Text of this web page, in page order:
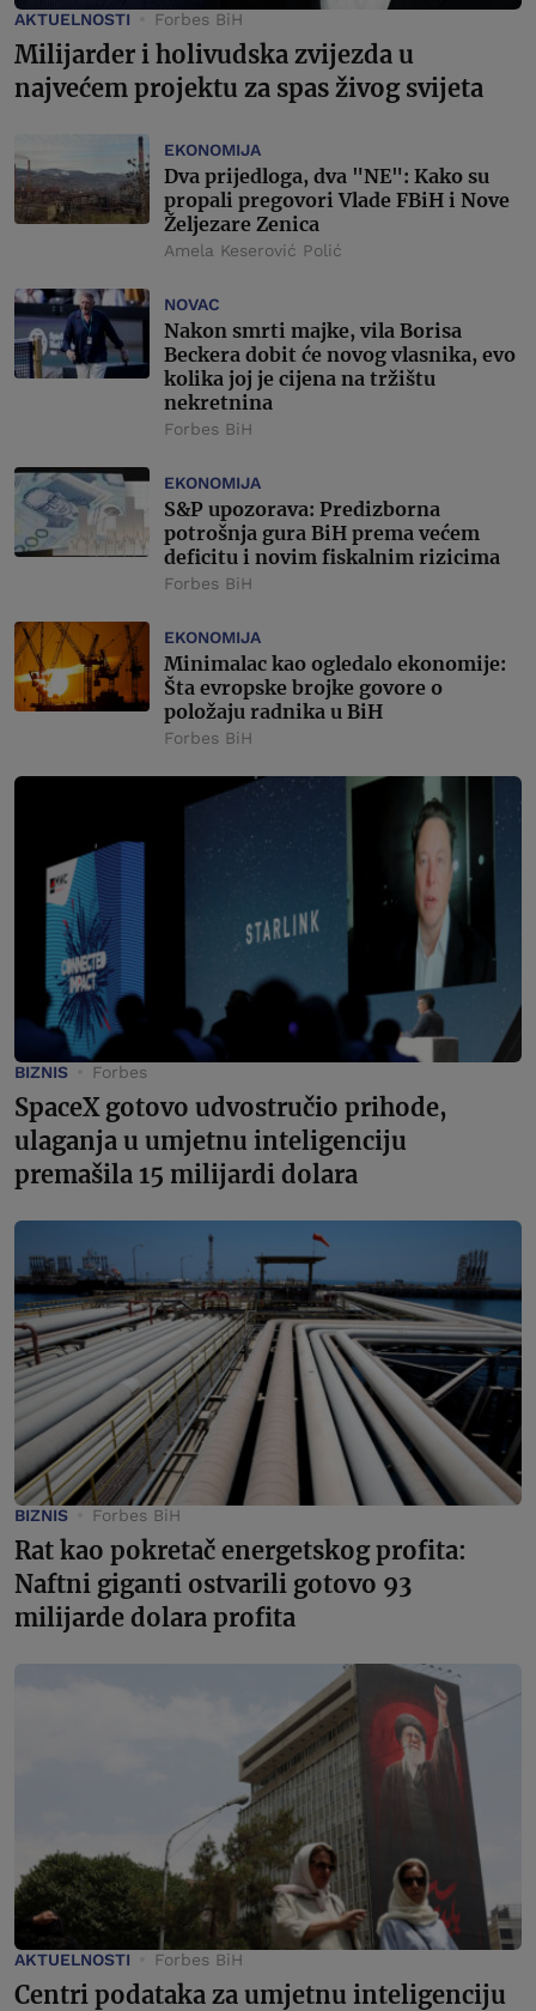
AKTUELNOSTI Forbes BiH
Milijarder i holivudska zvijezda u
najvećem projektu za spas živog svijeta
EKONOMIJA
Dva prijedloga, dva "NE": Kako su
propali pregovori Vlade FBiH i Nove
Željezare Zenica
Amela Keserović Polić
NOVAC
Nakon smrti majke, vila Borisa
Beckera dobit će novog vlasnika, evo
kolika joj je cijena na tržištu
nekretnina
Forbes BiH
EKONOMIJA
S&P upozorava: Predizborna
potrošnja gura BiH prema većem
deficitu i novim fiskalnim rizicima
Forbes BiH
EKONOMIJA
Minimalac kao ogledalo ekonomije:
Šta evropske brojke govore o
položaju radnika u BiH
Forbes BiH
BIZNIS Forbes
SpaceX gotovo udvostručio prihode,
ulaganja u umjetnu inteligenciju
premašila 15 milijardi dolara
BIZNIS Forbes BiH
Rat kao pokretač energetskog profita:
Naftni giganti ostvarili gotovo 93
milijarde dolara profita
AKTUELNOSTI Forbes BiH
Centri podataka za umjetnu inteligenciju